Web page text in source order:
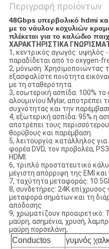
Περιγραφή προϊόντων
48Gbps υπερβολικό hdmi
με το νάυλον κοχυλιών
πλέκεται για το καλώδιο
ΧΑΡΑΚΤΗΡΙΣΤΙΚΑ
1, κεντρικός αγωγός: υψηλός
παραδίδεται από το oxygen-
2, μόνωση: Χρησιμοποιώντας
εξασφαλίστε ποιότητα
με τη σταθερότητα.
3, εσωτερική ασπίδα: 100%
αλουμινίου Mylar, αποτρέπει
συχνότητας και την
4, εξωτερική ασπίδα: 95% η
αποτρέπει τους
θορύβους και παρέμβαση.
5, λειτουργία: κατάλληλος
φορέα DVD, τον προβολέα,
HDMI.
6, τριπλό προστατευτικό
μέγιστη απόρριψη της EMI και
7, ταχύτητα μεταφοράς:
8, συνδετήρες: 24K επίχρυσος
μεταφορά σημάτων και τη
απόδοσης
9, χρωματίζουν προαιρετικό:
μαύρη, ασημένια, χρυσή,
μαύρη πορσελάνη,
Conductos
γυμνός